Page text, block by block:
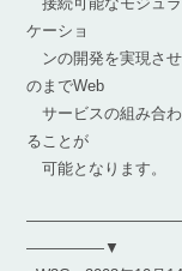
ケーショ
ンの開発を実現さ
のまでWeb
サービスの組み合
ることが
可能となります。
―――――▼